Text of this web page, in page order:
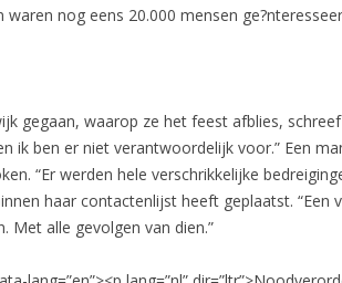
nog eens 20.000 mensen
gegaan, waarop ze het feest afblies,
ik ben er niet verantwoordelijk voor.” Een
“Er werden hele verschrikkelijke
haar contactenlijst heeft geplaatst.
alle gevolgen van dien.”